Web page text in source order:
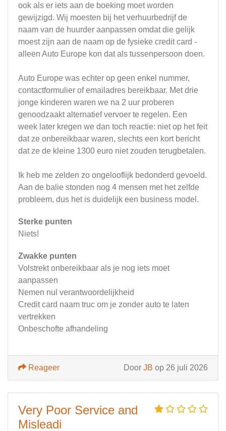
ook als er iets aan de boeking moet worden
gewijzigd. Wij moesten bij het verhuurbedrijf de
naam van de huurder aanpassen omdat die gelijk
moest zijn aan de naam op de fysieke credit card -
alleen Auto Europe kon dat als tussenpersoon doen.
Auto Europe was echter op geen enkel nummer,
contactformulier of emailadres bereikbaar. Met drie
jonge kinderen waren we na 2 uur proberen
genoodzaakt alternatief vervoer te regelen. Een
week later kregen we dan toch reactie: niet op het feit
dat ze onbereikbaar waren, slechts een kort bericht
dat ze de kleine 1300 euro niet zouden terugbetalen.
Ik heb me zelden zo ongelooflijk bedonderd gevoeld.
Aan de balie stonden nog 4 mensen met het zelfde
probleem, dus het is duidelijk een business model.
Sterke punten
Niets!
Zwakke punten
Volstrekt onbereikbaar als je nog iets moet
aanpassen
Nemen nul verantwoordelijkheid
Credit card naam truc om je zonder auto te laten
vertrekken
Onbeschofte afhandeling
Door JB op 26 juli 2026
Reageer
Very Poor Service and
Misleadi